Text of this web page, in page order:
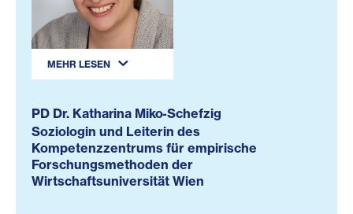
MEHR LESEN
PD Dr. Katharina Miko-Schefzig
Soziologin und Leiterin des
Kompetenzzentrums für empirische
Forschungsmethoden der
Wirtschaftsuniversität Wien